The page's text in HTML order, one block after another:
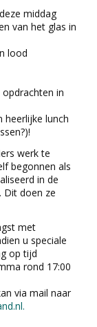
middag
van het glas in
lood
in
heerlijke lunch
werk te
begonnen als
in de
Dit doen ze
met
u speciale
op tijd
rond 17:00
via mail naar
.